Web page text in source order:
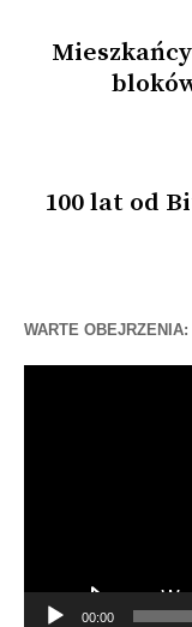
100 lat od
WARTE OBEJRZENIA:
00:00